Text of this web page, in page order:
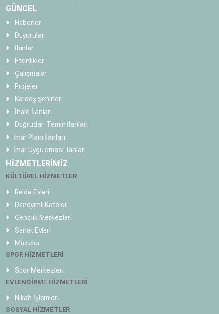
GÜNCEL
Haberler
Duyurular
İlanlar
Etkinlikler
Çalışmalar
Projeler
Kardeş Şehirler
İhale İlanları
Doğrudan Temin İlanları
İmar Planı İlanları
İmar Uygulaması İlanları
HİZMETLERİMİZ
KÜLTÜREL HİZMETLER
Belde Evleri
Deneyimli Kafeler
Gençlik Merkezleri
Sanat Evleri
Müzeler
SPOR HİZMETLERİ
Spor Merkezleri
EVLENDİRME HİZMETLERİ
Nikah İşlemleri
SOSYAL HİZMETLER